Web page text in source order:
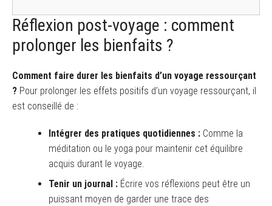
Réflexion post-voyage : comment
prolonger les bienfaits ?
Comment faire durer les bienfaits d’un voyage ressourçant
? Pour prolonger les effets positifs d’un voyage ressourçant, il
est conseillé de :
Intégrer des pratiques quotidiennes : Comme la
méditation ou le yoga pour maintenir cet équilibre
acquis durant le voyage.
Tenir un journal : Écrire vos réflexions peut être un
puissant moyen de garder une trace des